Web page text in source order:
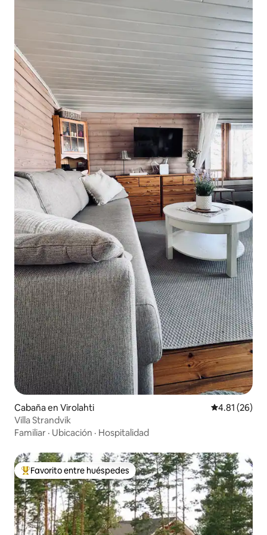
Cabaña en Virolahti Calificación
4.81 (26)
Villa Strandvik
Familiar · Ubicación · Hospitalidad
Favorito entre huéspedes preferido
Favorito entre huéspedes